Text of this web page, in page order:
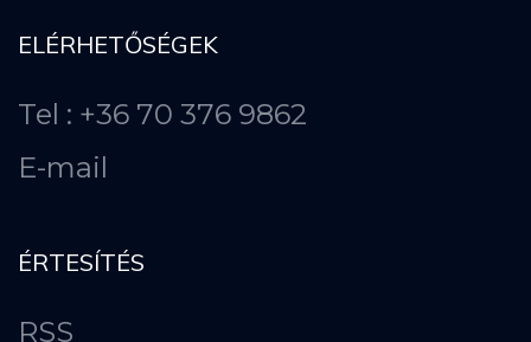
ELÉRHETŐSÉGEK
Tel : +36 70 376 9862
E-mail
ÉRTESÍTÉS
RSS